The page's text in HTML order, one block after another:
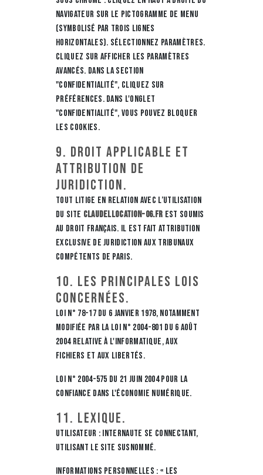
navigateur sur le pictogramme de menu
(symbolisé par trois lignes
horizontales). Sélectionnez Paramètres.
Cliquez sur Afficher les paramètres
avancés. Dans la section
"Confidentialité", cliquez sur
préférences. Dans l'onglet
"Confidentialité", vous pouvez bloquer
les cookies.
9. Droit applicable et
attribution de
juridiction.
Tout litige en relation avec l’utilisation
du site claudellocation-06.fr est soumis
au droit français. Il est fait attribution
exclusive de juridiction aux tribunaux
compétents de Paris.
10. Les principales lois
concernées.
Loi n° 78-17 du 6 janvier 1978, notamment
modifiée par la loi n° 2004-801 du 6 août
2004 relative à l'informatique, aux
fichiers et aux libertés.
Loi n° 2004-575 du 21 juin 2004 pour la
confiance dans l'économie numérique.
11. Lexique.
Utilisateur : Internaute se connectant,
utilisant le site susnommé.
Informations personnelles : « les